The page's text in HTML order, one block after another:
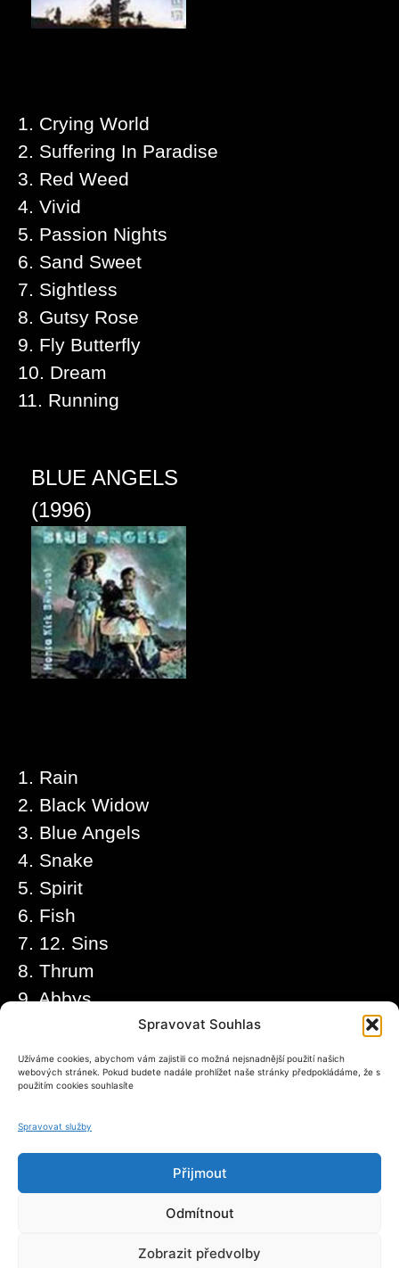
Spravovat Souhlas
Užíváme cookies, abychom vám zajistili co možná nejsnadnější použití našich
webových stránek. Pokud budete nadále prohlížet naše stránky předpokládáme, že s
použitím cookies souhlasíte
Spravovat služby
Přijmout
Odmítnout
Zobrazit předvolby
1. Crying World
2. Suffering In Paradise
3. Red Weed
4. Vivid
5. Passion Nights
6. Sand Sweet
7. Sightless
8. Gutsy Rose
9. Fly Butterfly
10. Dream
11. Running
BLUE ANGELS
(1996)
1. Rain
2. Black Widow
3. Blue Angels
4. Snake
5. Spirit
6. Fish
7. 12. Sins
8. Thrum
9. Abbys
10. The Univers
www.sevencz.com